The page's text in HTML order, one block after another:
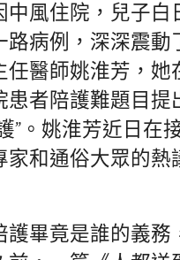
中風住院，兒子白
路病例，深深震
任醫師姚淮芳，
患者陪護難題目
”。姚淮芳近日在
家和通俗大眾的熱
護畢竟是誰的義